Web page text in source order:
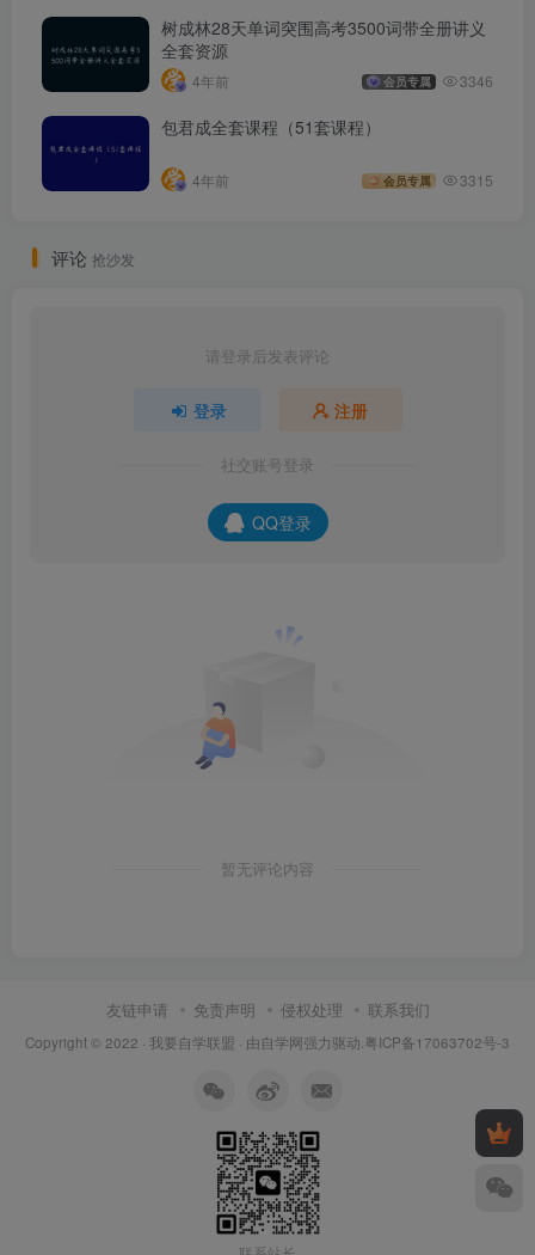
树成林28天单词突围高考3500词带全册讲义
全套资源
4年前 会员专属 3346
包君成全套课程（51套课程）
4年前 会员专属 3315
评论 抢沙发
请登录后发表评论
登录 注册
社交账号登录
QQ登录
暂无评论内容
友链申请 免责声明 侵权处理 联系我们
Copyright © 2022 · 我要自学联盟 · 由自学网强力驱动. 粤ICP备17063702号-3